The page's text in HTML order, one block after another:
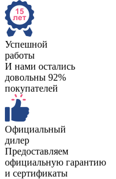
Успешной
работы
И нами остались
довольны 92%
покупателей
Официальный
дилер
Предоставляем
официальную гарантию
и сертификаты